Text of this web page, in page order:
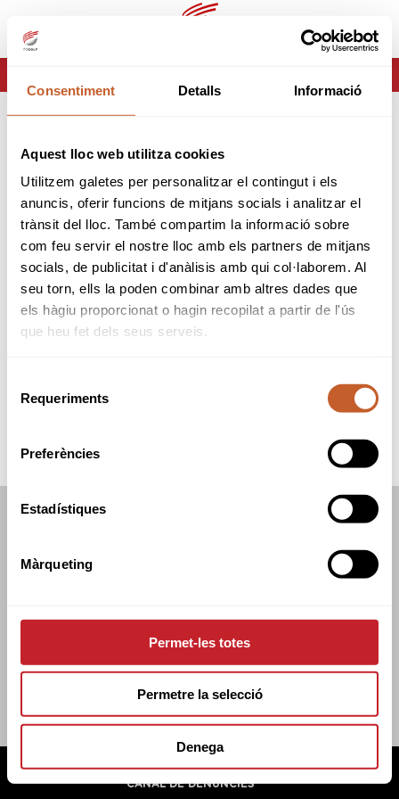
Consentiment Detalls Informació
Aquest lloc web utilitza cookies
Utilitzem galetes per personalitzar el contingut i els
anuncis, oferir funcions de mitjans socials i analitzar el
trànsit del lloc. També compartim la informació sobre
com feu servir el nostre lloc amb els partners de mitjans
socials, de publicitat i d'anàlisis amb qui col·laborem. Al
seu torn, ells la poden combinar amb altres dades que
els hàgiu proporcionat o hagin recopilat a partir de l'ús
que heu fet dels seus serveis.
Requeriments
Preferències
Estadístiques
Màrqueting
Permet-les totes
Permetre la selecció
Denega
ca es
Página no encontrada
Lo sentimos pero la página que estas buscando no
existe o ha cambiado.
tornar
C/TUSET 32, 8ÈNA PLANTA. 08006 BCN
POLÍTICA DE COOKIES
POLÍTICA DE PRIVADESA
CANAL DE DENÚNCIES